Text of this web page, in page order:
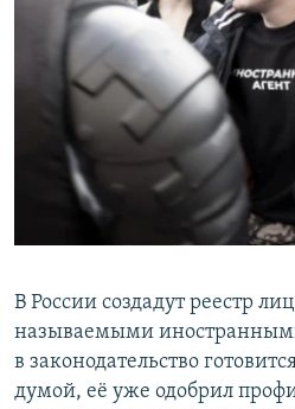
СИБИРЬ.РЕАЛИИ
РАСПИСАНИЕ ВЕЩАНИЯ
ПОДПИШИТЕСЬ НА РАССЫЛКУ
СОЦИАЛЬНЫЕ СЕТИ
Все сайты РСЕ/РС
В России создадут реестр
называемыми
в законодательство
думой, её уже одобрил